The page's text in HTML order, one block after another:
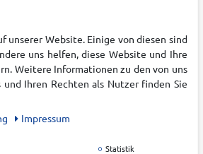
Karriere
Filialen
Blog
Zahlung & Versand
Widerrufsrecht
unserer Website. Einige von diesen sind
uns helfen, diese Website und Ihre
Weitere Informationen zu den von uns
Ihren Rechten als Nutzer finden Sie
Impressum
Statistik